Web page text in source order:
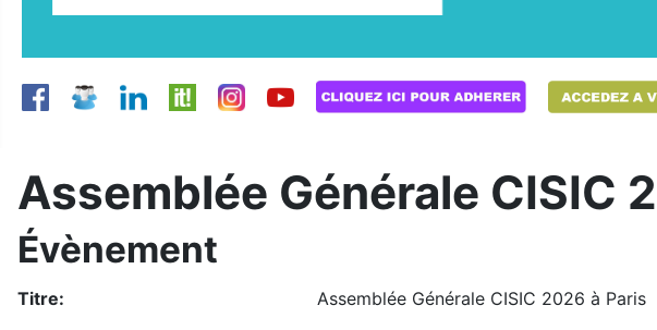
Assemblée Générale CISIC
Évènement
Titre: Assemblée Générale CISIC 2026 à Paris